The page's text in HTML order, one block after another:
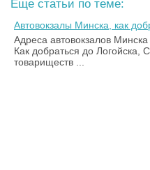
Еще статьи по теме:
Автовокзалы Минска, как
Адреса автовокзалов
Как добраться до Логойска,
товариществ ...